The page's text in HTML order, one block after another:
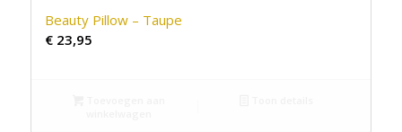
Beauty Pillow – Taupe
€23,95